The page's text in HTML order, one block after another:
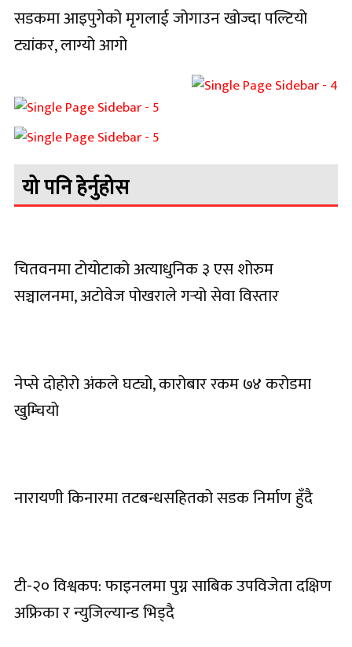
सडकमा आइपुगेको मृगलाई जोगाउन खोज्दा पल्टियो
ट्यांकर, लाग्यो आगो
यो पनि हेर्नुहोस
चितवनमा टोयोटाको अत्याधुनिक ३ एस शोरुम
सञ्चालनमा, अटोवेज पोखराले गर्‍यो सेवा विस्तार
नेप्से दोहोरो अंकले घट्यो, कारोबार रकम ७४ करोडमा
खुम्चियो
नारायणी किनारमा तटबन्धसहितको सडक निर्माण हुँदै
टी-२० विश्वकप: फाइनलमा पुग्न साबिक उपविजेता दक्षिण
अफ्रिका र न्युजिल्यान्ड भिड्दै